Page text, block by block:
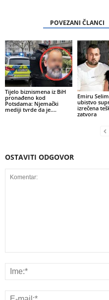
POVEZANI ČLANCI
Tijelo biznismena iz BiH
pronađeno kod
Potsdama: Njemački
mediji tvrde da je….
Emiru
ubistvo
izrečena
zatvora
OSTAVITI ODGOVOR